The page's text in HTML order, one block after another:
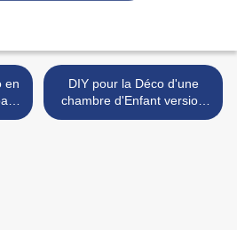
le
DIY pour la Déco d'une
chambre d'Enfant version
Garçon ou Fille !! >